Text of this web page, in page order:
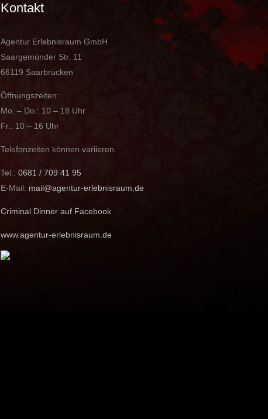
Kontakt
Agentur Erlebnisraum GmbH
Saargemünder Str. 11
66119 Saarbrücken
Öffnungszeiten:
Mo. – Do.: 10 – 18 Uhr
Fr.: 10 – 16 Uhr
Telefonzeiten können variieren.
Tel.: 0681 / 709 41 95
E-Mail: mail@agentur-erlebnisraum.de
Criminal Dinner auf Facebook
www.agentur-erlebnisraum.de